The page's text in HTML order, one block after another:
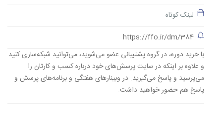
لینک کوتاه
https://ffo.ir/dm/384
با خرید دوره، در گروه پشتیبانی عضو می‌شوید، می‌توانید شبکه‌سازی کنید
و علاوه بر اینکه در سایت پرسش‌های خود درباره کسب و کارتان را
می‌پرسید و پاسخ می‌گیرید. در وبینارهای هفتگی و برنامه‌های پرسش و
پاسخ هم حضور خواهید داشت.